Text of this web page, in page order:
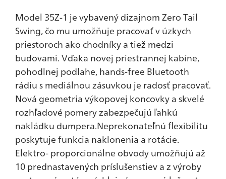
Model 35Z-1 je vybavený dizajnom Zero Tail
Swing, čo mu umožňuje pracovať v úzkych
priestoroch ako chodníky a tiež medzi
budovami. Vďaka novej priestrannej kabíne,
pohodlnej podlahe, hands-free Bluetooth
rádiu s mediálnou zásuvkou je radosť pracovať.
Nová geometria výkopovej koncovky a skvelé
rozhľadové pomery zabezpečujú ľahkú
nakládku dumpera.Neprekonateľnú flexibilitu
poskytuje funkcia naklonenia a rotácie.
Elektro- proporcionálne obvody umožňujú až
10 prednastavených príslušenstiev a z výroby